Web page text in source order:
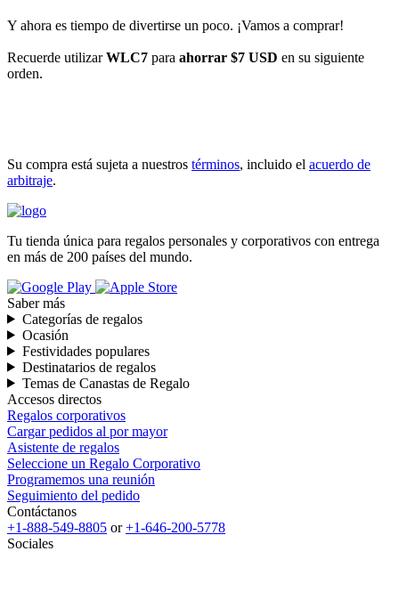
Y ahora es tiempo de divertirse un poco. ¡Vamos a comprar!
Recuerde utilizarWLC7 para ahorrar $7 USD en su siguiente
orden.
Su compra está sujeta a nuestros términos, incluido el acuerdo de
arbitraje.
Tu tienda única para regalos personales y corporativos con entrega
en más de 200 países del mundo.
Saber más
Categorías de regalos
Ocasión
Festividades populares
Destinatarios de regalos
Temas de Canastas de Regalo
Accesos directos
Regalos corporativos
Cargar pedidos al por mayor
Asistente de regalos
Seleccione un Regalo Corporativo
Programemos una reunión
Seguimiento del pedido
Contáctanos
+1-888-549-8805 or+1-646-200-5778
Sociales